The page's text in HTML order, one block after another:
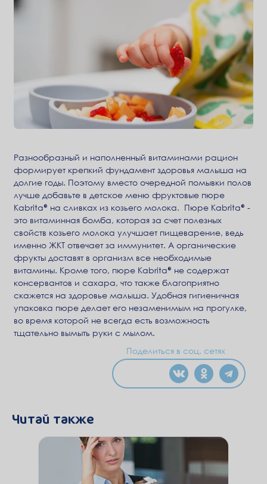
Разнообразный и наполненный витаминами рацион
формирует крепкий фундамент здоровья малыша на
долгие годы. Поэтому вместо очередной помывки полов
лучше добавьте в детское меню фруктовые пюре
Kabrita® на сливках из козьего молока. Пюре Kabrita® -
это витаминная бомба, которая за счет полезных
свойств козьего молока улучшает пищеварение, ведь
именно ЖКТ отвечает за иммунитет. А органические
фрукты доставят в организм все необходимые
витамины. Кроме того, пюре Kabrita® не содержат
консервантов и сахара, что также благоприятно
скажется на здоровье малыша. Удобная гигиеничная
упаковка пюре делает его незаменимым на прогулке,
во время которой не всегда есть возможность
тщательно вымыть руки с мылом.
Поделиться в соц. сетях
Читай также